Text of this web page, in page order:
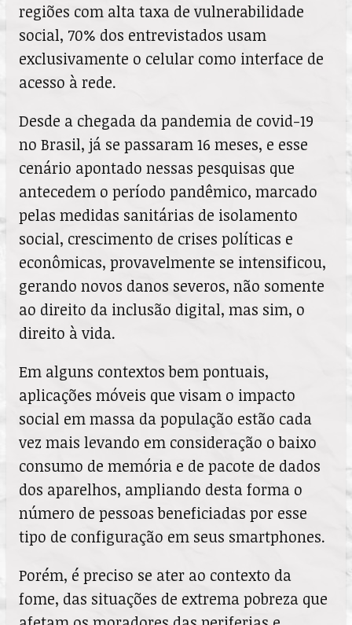
regiões com alta taxa de vulnerabilidade
social, 70% dos entrevistados usam
exclusivamente o celular como interface de
acesso à rede.
Desde a chegada da pandemia de covid-19
no Brasil, já se passaram 16 meses, e esse
cenário apontado nessas pesquisas que
antecedem o período pandêmico, marcado
pelas medidas sanitárias de isolamento
social, crescimento de crises políticas e
econômicas, provavelmente se intensificou,
gerando novos danos severos, não somente
ao direito da inclusão digital, mas sim, o
direito à vida.
Em alguns contextos bem pontuais,
aplicações móveis que visam o impacto
social em massa da população estão cada
vez mais levando em consideração o baixo
consumo de memória e de pacote de dados
dos aparelhos, ampliando desta forma o
número de pessoas beneficiadas por esse
tipo de configuração em seus smartphones.
Porém, é preciso se ater ao contexto da
fome, das situações de extrema pobreza que